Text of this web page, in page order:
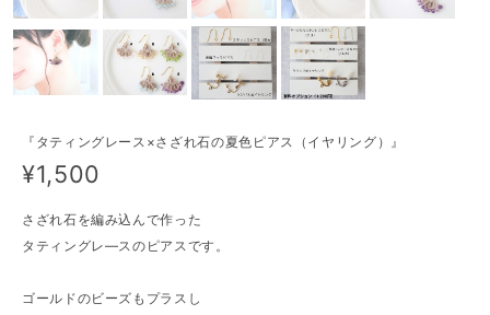
『タティングレース×さざれ石の夏色ピアス（イヤリング）』
¥1,500
さざれ石を編み込んで作った
タティングレ―スのピアスです。
ゴールドのビーズもプラスし